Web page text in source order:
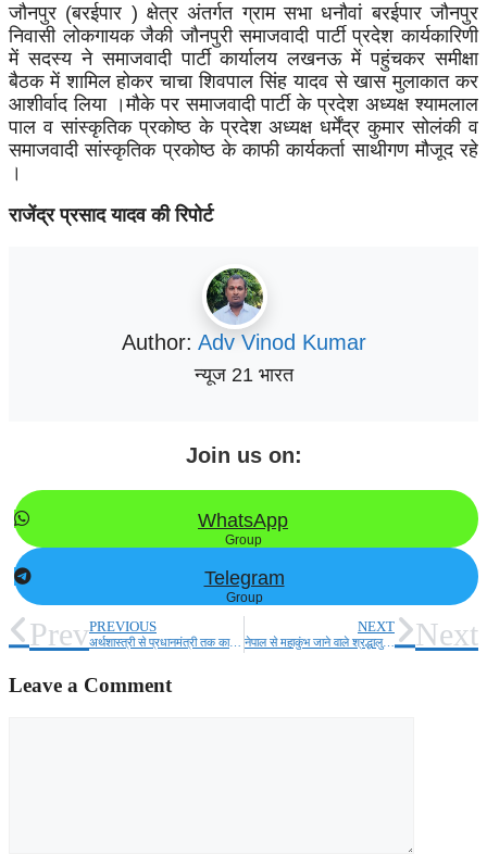
जौनपुर (बरईपार ) क्षेत्र अंतर्गत ग्राम सभा धनौवां बरईपार जौनपुर
निवासी लोकगायक जैकी जौनपुरी समाजवादी पार्टी प्रदेश कार्यकारिणी
में सदस्य ने समाजवादी पार्टी कार्यालय लखनऊ में पहुंचकर समीक्षा
बैठक में शामिल होकर चाचा शिवपाल सिंह यादव से खास मुलाकात कर
आशीर्वाद लिया ।मौके पर समाजवादी पार्टी के प्रदेश अध्यक्ष श्यामलाल
पाल व सांस्कृतिक प्रकोष्ठ के प्रदेश अध्यक्ष धर्मेंद्र कुमार सोलंकी व
समाजवादी सांस्कृतिक प्रकोष्ठ के काफी कार्यकर्ता साथीगण मौजूद रहे
।
राजेंद्र प्रसाद यादव की रिपोर्ट
Author: Adv Vinod Kumar
न्यूज 21 भारत
Join us on:
WhatsApp
Group
Telegram
Group
PrevPREVIOUS
अर्थशास्त्री से प्रधानमंत्री तक का सफर, डॉ मनमोहन सिंह ने कैसे बदली देश की दशा-दिशा
NEXT
नेपाल से महाकुंभ जाने वाले श्रद्धालुओं की सुरक्षा, भारत-नेपाल बॉर्डर पर पुलिस रहे अल‎र्ट Next
Leave a Comment